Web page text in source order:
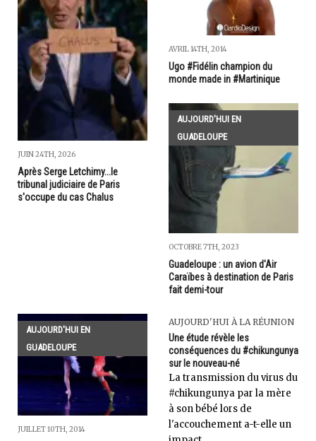
JUIN 24TH, 2026
Après Serge Letchimy...le
tribunal judiciaire de Paris
s'occupe du cas Chalus
AVRIL 14TH, 2014
Ugo #Fidélin champion du
monde made in #Martinique
AUJOURD'HUI EN
GUADELOUPE
OCTOBRE 7TH, 2023
Guadeloupe : un avion d'Air
Caraïbes à destination de Paris
fait demi-tour
AUJOURD'HUI EN
GUADELOUPE
JUILLET 10TH, 2014
AUJOURD'HUI À LA RÉUNION
Une étude révèle les
conséquences du #chikungunya
sur le nouveau-né
La transmission du virus du
#chikungunya par la mère
à son bébé lors de
l'accouchement a-t-elle un